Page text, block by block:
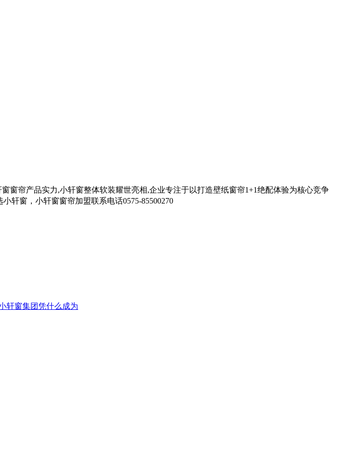
窗帘产品实力,小轩窗整体软装耀世亮相,企业专注于以打造壁纸窗帘1+1绝配体验为核心竞争
小轩窗，小轩窗窗帘加盟联系电话0575-85500270